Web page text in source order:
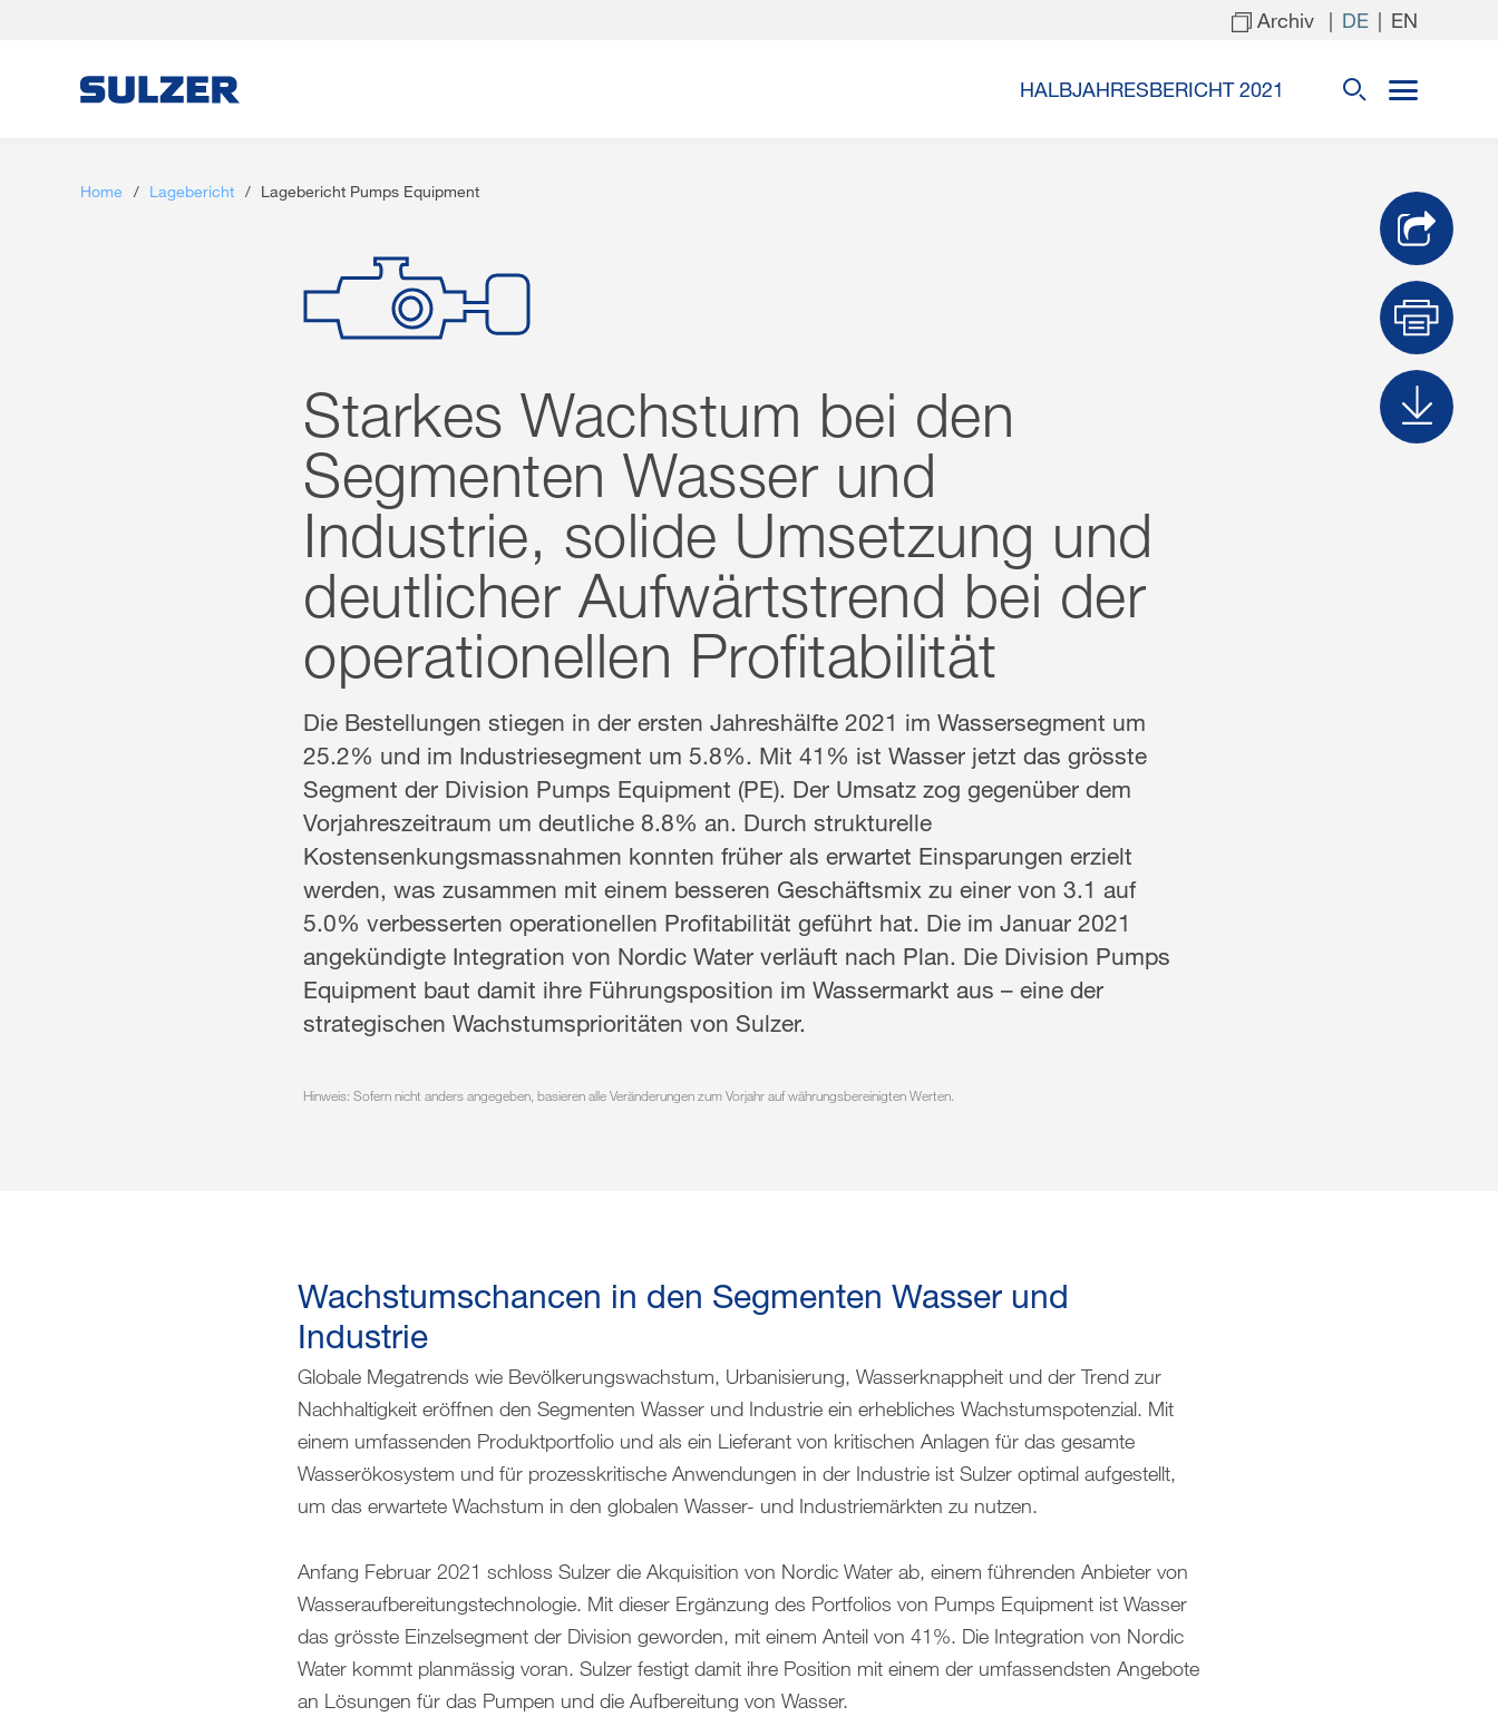
Archiv | DE | EN
HALBJAHRESBERICHT 2021
Home / Lagebericht / Lagebericht Pumps Equipment
Starkes Wachstum bei den
Segmenten Wasser und
Industrie, solide Umsetzung und
deutlicher Aufwärtstrend bei der
operationellen Profitabilität
Die Bestellungen stiegen in der ersten Jahreshälfte 2021 im Wassersegment um
25.2% und im Industriesegment um 5.8%. Mit 41% ist Wasser jetzt das grösste
Segment der Division Pumps Equipment (PE). Der Umsatz zog gegenüber dem
Vorjahreszeitraum um deutliche 8.8% an. Durch strukturelle
Kostensenkungsmassnahmen konnten früher als erwartet Einsparungen erzielt
werden, was zusammen mit einem besseren Geschäftsmix zu einer von 3.1 auf
5.0% verbesserten operationellen Profitabilität geführt hat. Die im Januar 2021
angekündigte Integration von Nordic Water verläuft nach Plan. Die Division Pumps
Equipment baut damit ihre Führungsposition im Wassermarkt aus – eine der
strategischen Wachstumsprioritäten von Sulzer.
Hinweis: Sofern nicht anders angegeben, basieren alle Veränderungen zum Vorjahr auf währungsbereinigten Werten.
Wachstumschancen in den Segmenten Wasser und
Industrie
Globale Megatrends wie Bevölkerungswachstum, Urbanisierung, Wasserknappheit und der Trend zur
Nachhaltigkeit eröffnen den Segmenten Wasser und Industrie ein erhebliches Wachstumspotenzial. Mit
einem umfassenden Produktportfolio und als ein Lieferant von kritischen Anlagen für das gesamte
Wasserökosystem und für prozesskritische Anwendungen in der Industrie ist Sulzer optimal aufgestellt,
um das erwartete Wachstum in den globalen Wasser- und Industriemärkten zu nutzen.
Anfang Februar 2021 schloss Sulzer die Akquisition von Nordic Water ab, einem führenden Anbieter von
Wasseraufbereitungstechnologie. Mit dieser Ergänzung des Portfolios von Pumps Equipment ist Wasser
das grösste Einzelsegment der Division geworden, mit einem Anteil von 41%. Die Integration von Nordic
Water kommt planmässig voran. Sulzer festigt damit ihre Position mit einem der umfassendsten Angebote
an Lösungen für das Pumpen und die Aufbereitung von Wasser.